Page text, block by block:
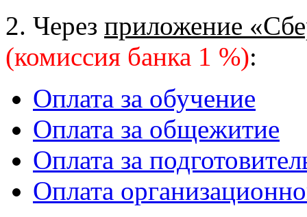
2. Через приложение
(комиссия банка 1 %):
Оплата за обучение
Оплата за общежитие
Оплата за
Оплата